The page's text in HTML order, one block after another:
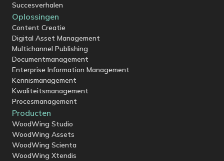
Succesverhalen
Oplossingen
Content Creatie
Digital Asset Management
Multichannel Publishing
Documentmanagement
Enterprise Information Management
Kennismanagement
Kwaliteitsmanagement
Procesmanagement
Producten
WoodWing Studio
WoodWing Assets
WoodWing Scienta
WoodWing Xtendis